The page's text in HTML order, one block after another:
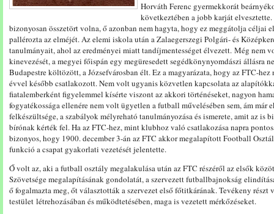
Horváth Ferenc gyermekkorát
következtében a jobb karját
bizonyosan összetört volna, ő azonban nem hagyta, hogy ez meggátolja céljai
pallérozta az elméjét. Az elemi iskola után a Zalaegerszegi Polgári- és
tanulmányait, ahol az eredményei miatt tandíjmentességet élvezett. Még nem
kinevezését, a megyei főispán egy megüresedett segédkönynyomdászi állásra
Budapestre költözött, a Józsefvárosban élt. Ez a magyarázata, hogy az FTC-
évvel később csatlakozott. Nem volt ugyanis közvetlen kapcsolata az
fiatalemberként figyelemmel kísérte viszont az akkori történéseket, nagyon
fogyatékossága ellenére nem volt ügyetlen a futball művelésében sem, ám
felkészültsége, a szabályok mélyreható tanulmányozása és ismerete, amit az is
bírónak kérték fel. Ha az FTC-hez, mint klubhoz való csatlakozása napra
bizonyos, hogy 1900. december 3-án az FTC akkor megalapított Football
funkció a csapat gyakorlati vezetését jelentette.
Ő volt az, aki a futball osztály megalakulása után az FTC részéről az elsők
Szövetsége megalapításának gondolatát, a szervezett futballbajnokság
ő fogalmazta meg, őt választották a szervezet első főtitkárának. Tevékeny
testület létrehozásában és működtetésében, maga is vezetett mérkőzéseket.